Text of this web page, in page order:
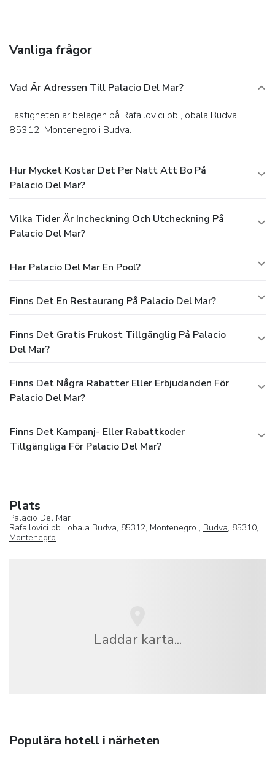
Vanliga frågor
Vad Är Adressen Till Palacio Del Mar?
Fastigheten är belägen på Rafailovici bb , obala Budva,
85312, Montenegro i Budva.
Hur Mycket Kostar Det Per Natt Att Bo På
Palacio Del Mar?
Vilka Tider Är Incheckning Och Utcheckning På
Palacio Del Mar?
Har Palacio Del Mar En Pool?
Finns Det En Restaurang På Palacio Del Mar?
Finns Det Gratis Frukost Tillgänglig På Palacio
Del Mar?
Finns Det Några Rabatter Eller Erbjudanden För
Palacio Del Mar?
Finns Det Kampanj- Eller Rabattkoder
Tillgängliga För Palacio Del Mar?
Plats
Palacio Del Mar
Rafailovici bb , obala Budva, 85312, Montenegro , Budva, 85310,
Montenegro
Laddar karta...
Populära hotell i närheten